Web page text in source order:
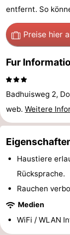
-
Buitenhof
Domburg
-
Domburg
Westhove
Hotels
Zimmer
(mit
Frühstück)
Lastminutes
Strand
&
-
entfernt. So
Preise hier
Fur
Badhuisweg 2,
web. Weitere
Haustiere
Rücksprache.
Rauchen
Medien
WiFi / WLAN